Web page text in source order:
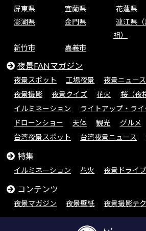
屏東県
宜蘭県 花蓮県
澎湖県
金門県
連江県（
祖）
新竹市 嘉義市
夜景FANマガジン
夜景スポット 工場夜景 夜景ニュース
夜景撮影
夜景クイズ 花火
桜（夜
イルミネーション
ライトアップ・ラ
ドローンショー
天体 観光 グルメ
台湾夜景スポット
台湾夜景ニュース
特集
イルミネーション 花火 夜景ドライブ
コンテンツ
夜景マガジン 夜景壁紙 夜景撮影テ